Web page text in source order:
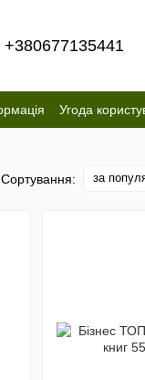
+380677135441
Угода
Сортування: за